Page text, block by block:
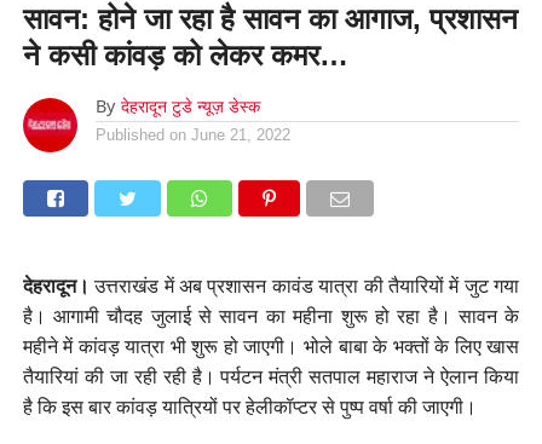
सावन: होने जा रहा है सावन का आगाज, प्रशासन
ने कसी कांवड़ को लेकर कमर…
By देहरादून टुडे न्यूज़ डेस्क
Published on June 21, 2022
देहरादून। उत्तराखंड में अब प्रशासन कावंड यात्रा की तैयारियों में जुट गया
है। आगामी चौदह जुलाई से सावन का महीना शुरू हो रहा है। सावन के
महीने में कांवड़ यात्रा भी शुरू हो जाएगी। भोले बाबा के भक्तों के लिए खास
तैयारियां की जा रही रही है। पर्यटन मंत्री सतपाल महाराज ने ऐलान किया
है कि इस बार कांवड़ यात्रियों पर हेलीकॉप्टर से पुष्प वर्षा की जाएगी।